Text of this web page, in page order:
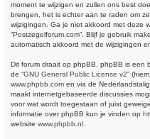
moment te wijzigen en zullen ons best
brengen, het is echter aan te raden om
wijzigingen. Ga je niet akkoord met deze
“Postzegelforum.com”. Blijf je gebruik
automatisch akkoord met de wijzigingen
Dit forum draait op phpBB. phpBB is een
de “GNU General Public License v2”
www.phpbb.com en via de
maakt internetgebaseerde discussies
voor wat wordt toegestaan of juist
informatie over phpBB kun je vinden op
website www.phpbb.nl